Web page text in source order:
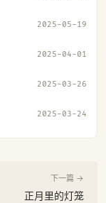
2025-05-19
2025-04-01
2025-03-26
2025-03-24
下一篇 →
正月里的灯笼